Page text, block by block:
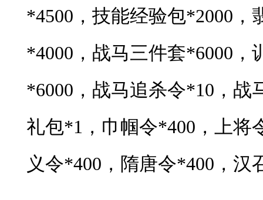
*4500，技能经验包*2000，
*4000，战马三件套*6000，
*6000，战马追杀令*10，战
礼包*1，巾帼令*400，上将
义令*400，隋唐令*400，汉